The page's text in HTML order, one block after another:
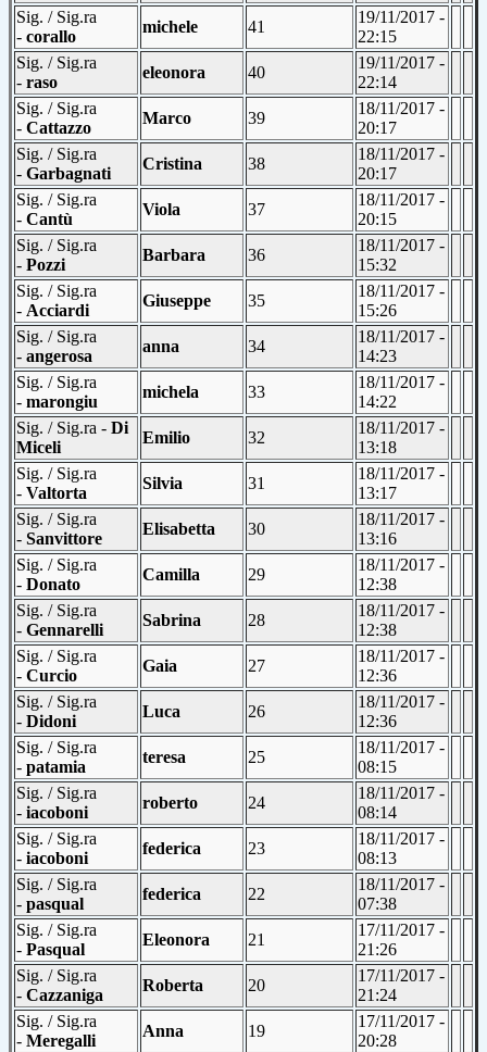
Sig. / Sig.ra
- corallo
michele 41
19/11/2017 -
22:15
Sig. / Sig.ra
- raso
eleonora 40
19/11/2017 -
22:14
Sig. / Sig.ra
- Cattazzo
Marco 39
18/11/2017 -
20:17
Sig. / Sig.ra
- Garbagnati
Cristina 38
18/11/2017 -
20:17
Sig. / Sig.ra
- Cantù
Viola 37
18/11/2017 -
20:15
Sig. / Sig.ra
- Pozzi
Barbara 36
18/11/2017 -
15:32
Sig. / Sig.ra
- Acciardi
Giuseppe 35
18/11/2017 -
15:26
Sig. / Sig.ra
- angerosa
anna 34
18/11/2017 -
14:23
Sig. / Sig.ra
- marongiu
michela 33
18/11/2017 -
14:22
Sig. / Sig.ra - Di
Miceli
Emilio 32
18/11/2017 -
13:18
Sig. / Sig.ra
- Valtorta
Silvia 31
18/11/2017 -
13:17
Sig. / Sig.ra
- Sanvittore
Elisabetta 30
18/11/2017 -
13:16
Sig. / Sig.ra
- Donato
Camilla 29
18/11/2017 -
12:38
Sig. / Sig.ra
- Gennarelli
Sabrina 28
18/11/2017 -
12:38
Sig. / Sig.ra
- Curcio
Gaia 27
18/11/2017 -
12:36
Sig. / Sig.ra
- Didoni
Luca 26
18/11/2017 -
12:36
Sig. / Sig.ra
- patamia
teresa 25
18/11/2017 -
08:15
Sig. / Sig.ra
- iacoboni
roberto 24
18/11/2017 -
08:14
Sig. / Sig.ra
- iacoboni
federica 23
18/11/2017 -
08:13
Sig. / Sig.ra
- pasqual
federica 22
18/11/2017 -
07:38
Sig. / Sig.ra
- Pasqual
Eleonora 21
17/11/2017 -
21:26
Sig. / Sig.ra
- Cazzaniga
Roberta 20
17/11/2017 -
21:24
Sig. / Sig.ra
- Meregalli
Anna 19
17/11/2017 -
20:28